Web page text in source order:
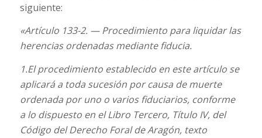
siguiente:
«Artículo 133-2. — Procedimiento para liquidar las
herencias ordenadas mediante fiducia.
1.El procedimiento establecido en este artículo se
aplicará a toda sucesión por causa de muerte
ordenada por uno o varios fiduciarios, conforme
a lo dispuesto en el Libro Tercero, Título IV, del
Código del Derecho Foral de Aragón, texto